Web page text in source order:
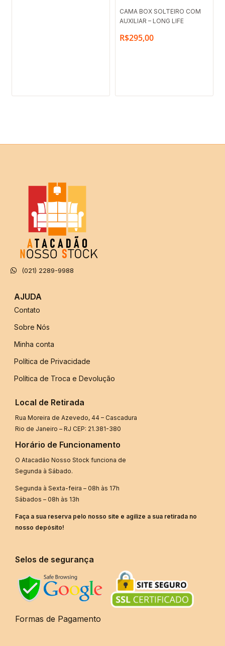
CAMA BOX SOLTEIRO COM
AUXILIAR – LONG LIFE
R$295,00
(021) 2289-9988
AJUDA
Contato
Sobre Nós
Minha conta
Política de Privacidade
Política de Troca e Devolução
Local de Retirada
Rua Moreira de Azevedo, 44 – Cascadura
Rio de Janeiro – RJ CEP: 21.381-380
Horário de Funcionamento
O Atacadão Nosso Stock funciona de
Segunda à Sábado.
Segunda à Sexta-feira – 08h às 17h
Sábados – 08h às 13h
Faça a sua reserva pelo nosso site e agilize a sua retirada no
nosso depósito!
Selos de segurança
Formas de Pagamento